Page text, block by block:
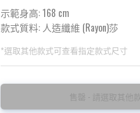
示範身高: 168 cm
款式質料: 人造纖維 (Rayon)莎
*選取其他款式可查看指定款式尺寸
此為預購品
<預購款>因為韓國東大門8月暑假
此為減價貨品
特價品不設退換，購買前請先確認所
售罄 - 請選取其他